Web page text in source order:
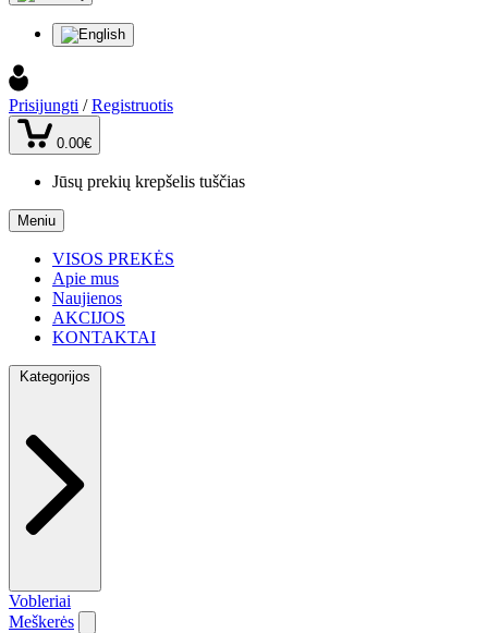
Prisijungti / Registruotis
0.00€
Jūsų prekių krepšelis tuščias
Meniu
VISOS PREKĖS
Apie mus
Naujienos
AKCIJOS
KONTAKTAI
Kategorijos
Vobleriai
Meškerės